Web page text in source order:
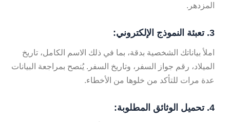
المزدهر.
3. تعبئة النموذج الإلكتروني:
املأ بياناتك الشخصية بدقة، بما في ذلك الاسم الكامل، تاريخ
الميلاد، رقم جواز السفر، وتاريخ السفر. يُنصح بمراجعة البيانات
عدة مرات للتأكد من خلوها من الأخطاء.
4. تحميل الوثائق المطلوبة: